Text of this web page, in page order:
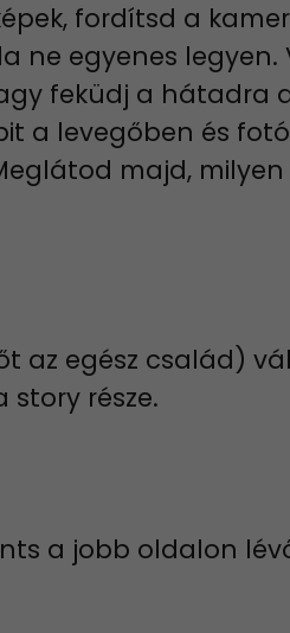
fordítsd a
ne egyenes legyen.
feküdj a hátadra
a levegőben és
majd, milyen
az egész család)
story része.
a jobb oldalon